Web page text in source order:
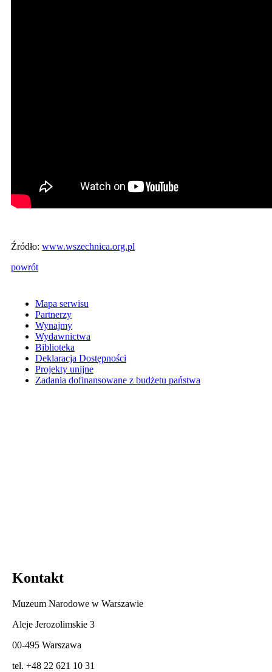
Źródło: www.wszechnica.org.pl
powrót
Mapa serwisu
Partnerzy
Wynajmy
Wydawnictwa
Biblioteka
Deklaracja Dostępności
Projekty unijne
Zadania dofinansowane z budżetu państwa
Kontakt
Muzeum Narodowe w Warszawie
Aleje Jerozolimskie 3
00-495 Warszawa
tel. +48 22 621 10 31